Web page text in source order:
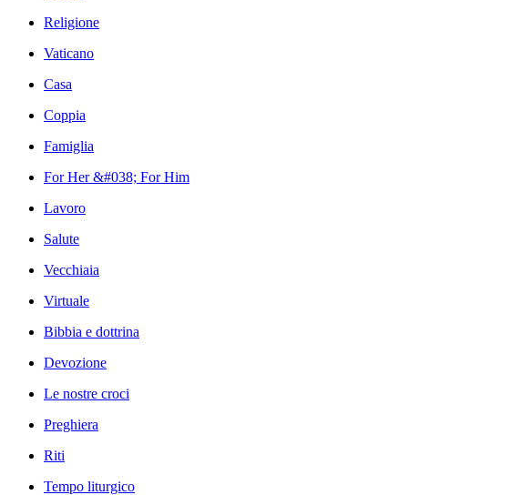
Religione
Vaticano
Casa
Coppia
Famiglia
For Her &#038; For Him
Lavoro
Salute
Vecchiaia
Virtuale
Bibbia e dottrina
Devozione
Le nostre croci
Preghiera
Riti
Tempo liturgico